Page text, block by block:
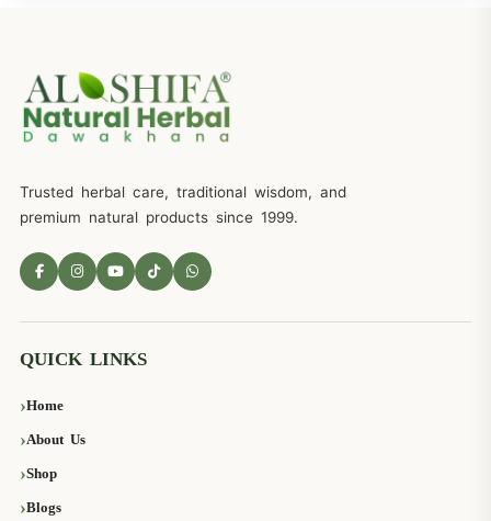
Trusted herbal care, traditional wisdom, and
premium natural products since 1999.
QUICK LINKS
Home
About Us
Shop
Blogs